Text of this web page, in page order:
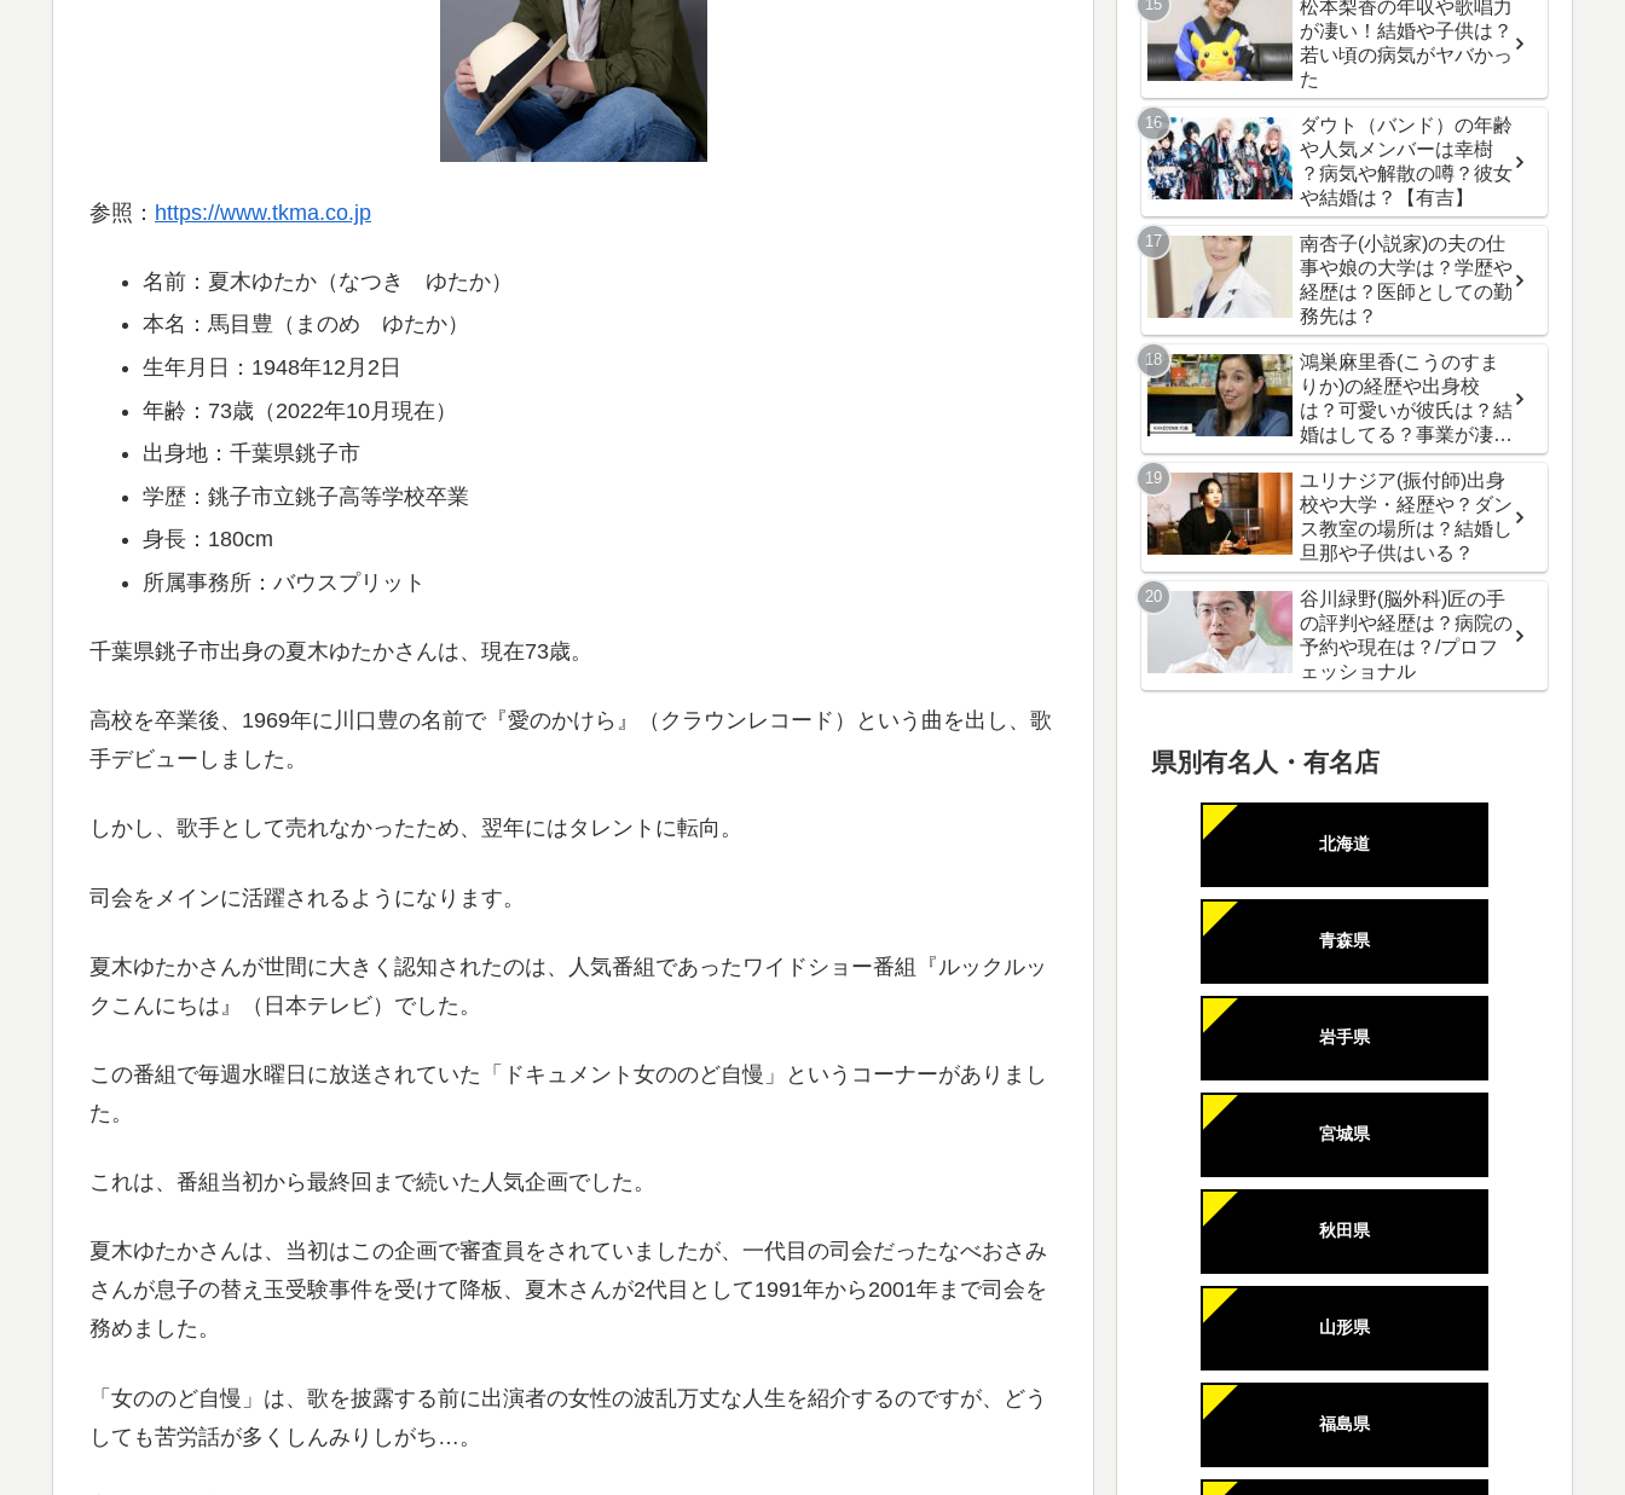
参照： https://www.tkma.co.jp
名前：夏木ゆたか（なつき ゆたか）
本名：馬目豊（まのめ ゆたか）
生年月日：1948年12月2日
年齢：73歳（2022年10月現在）
出身地：千葉県銚子市
学歴：銚子市立銚子高等学校卒業
身長：180cm
所属事務所：バウスプリット
千葉県銚子市出身の夏木ゆたかさんは、現在73歳。
高校を卒業後、1969年に川口豊の名前で『愛のかけら』（クラウンレコード）という曲を出し、歌
手デビューしました。
しかし、歌手として売れなかったため、翌年にはタレントに転向。
司会をメインに活躍されるようになります。
夏木ゆたかさんが世間に大きく認知されたのは、人気番組であったワイドショー番組『ルックルッ
クこんにちは』（日本テレビ）でした。
この番組で毎週水曜日に放送されていた「ドキュメント女ののど自慢」というコーナーがありまし
た。
これは、番組当初から最終回まで続いた人気企画でした。
夏木ゆたかさんは、当初はこの企画で審査員をされていましたが、一代目の司会だったなべおさみ
さんが息子の替え玉受験事件を受けて降板、夏木さんが2代目として1991年から2001年まで司会を
務めました。
「女ののど自慢」は、歌を披露する前に出演者の女性の波乱万丈な人生を紹介するのですが、どう
しても苦労話が多くしんみりしがち…。
松本梨香の年収や歌唱力
が凄い！結婚や子供は？
若い頃の病気がヤバかっ
た
ダウト（バンド）の年齢
や人気メンバーは幸樹
？病気や解散の噂？彼女
や結婚は？【有吉】
南杏子(小説家)の夫の仕
事や娘の大学は？学歴や
経歴は？医師としての勤
務先は？
鴻巣麻里香(こうのすま
りか)の経歴や出身校
は？可愛いが彼氏は？結
婚はしてる？事業が凄
い！
ユリナジア(振付師)出身
校や大学・経歴や？ダン
ス教室の場所は？結婚し
旦那や子供はいる？
谷川緑野(脳外科)匠の手
の評判や経歴は？病院の
予約や現在は？/プロフ
ェッショナル
県別有名人・有名店
北海道
青森県
岩手県
宮城県
秋田県
山形県
福島県